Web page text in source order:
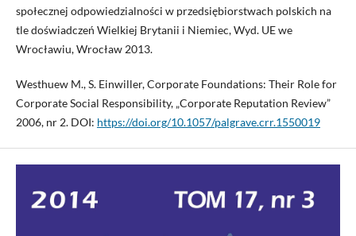
społecznej odpowiedzialności w przedsiębiorstwach polskich na
tle doświadczeń Wielkiej Brytanii i Niemiec, Wyd. UE we
Wrocławiu, Wrocław 2013.
Westhuew M., S. Einwiller, Corporate Foundations: Their Role for
Corporate Social Responsibility, „Corporate Reputation Review”
2006, nr 2. DOI: https://doi.org/10.1057/palgrave.crr.1550019